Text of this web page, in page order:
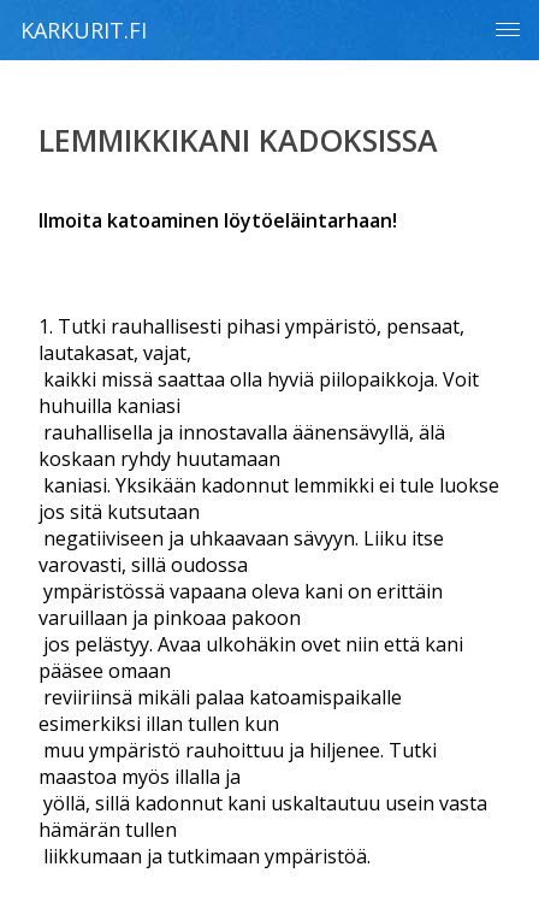
KARKURIT.FI
LEMMIKKIKANI KADOKSISSA
llmoita katoaminen löytöeläintarhaan!
1. Tutki rauhallisesti pihasi ympäristö, pensaat,
lautakasat, vajat,
kaikki missä saattaa olla hyviä piilopaikkoja. Voit
huhuilla kaniasi
rauhallisella ja innostavalla äänensävyllä, älä
koskaan ryhdy huutamaan
kaniasi. Yksikään kadonnut lemmikki ei tule luokse
jos sitä kutsutaan
negatiiviseen ja uhkaavaan sävyyn. Liiku itse
varovasti, sillä oudossa
ympäristössä vapaana oleva kani on erittäin
varuillaan ja pinkoaa pakoon
jos pelästyy. Avaa ulkohäkin ovet niin että kani
pääsee omaan
reviiriinsä mikäli palaa katoamispaikalle
esimerkiksi illan tullen kun
muu ympäristö rauhoittuu ja hiljenee. Tutki
maastoa myös illalla ja
yöllä, sillä kadonnut kani uskaltautuu usein vasta
hämärän tullen
liikkumaan ja tutkimaan ympäristöä.